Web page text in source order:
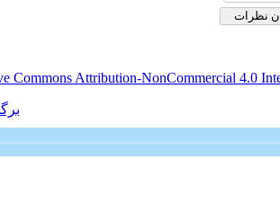
Creative Commonsقابل بازنشر است.
برگشت به فهرست نسخه ها